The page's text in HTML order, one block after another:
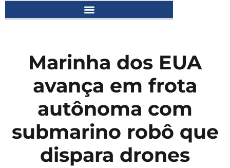
Marinha dos EUA
avança em frota
autônoma com
submarino robô que
dispara drones